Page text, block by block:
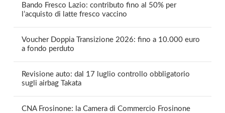
Bando Fresco Lazio: contributo fino al 50% per
l’acquisto di latte fresco vaccino
Voucher Doppia Transizione 2026: fino a 10.000 euro
a fondo perduto
Revisione auto: dal 17 luglio controllo obbligatorio
sugli airbag Takata
CNA Frosinone: la Camera di Commercio Frosinone